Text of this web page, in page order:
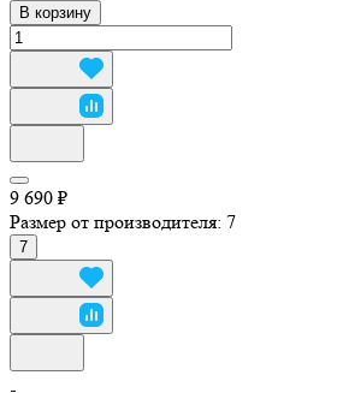
В корзину
9 690 ₽
Размер от производителя: 7
7